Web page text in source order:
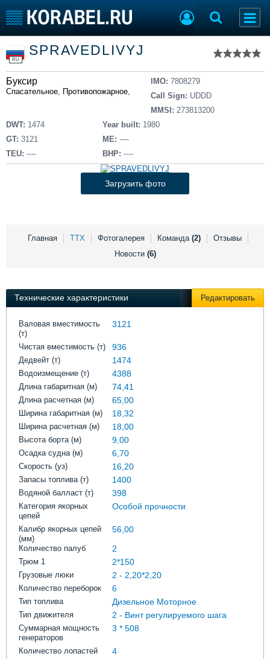
Тип судна
Добавить судно
Добавить проект
Последние 100
Пульс
Новости
Компании
Репутация
Торговая площадка
Доска объявлений
Продажа флота
Оборудование
Изделия
Материалы
Услуги
Личности
Флот
Форум
RU
SPRAVEDLIVYJ
Буксир
Спасательное, Противопожарное, Водолазное
IMO: 7808279
Call Sign: UDDD
MMSI: 273813200
DWT: 1474
GT: 3121
TEU: ----
Year built: 1980
ME: ----
BHP: ----
Загрузить фото
Главная ТТХ Фотогалерея Команда (2)
Отзывы
Новости (6)
Технические характеристики Редактировать
Валовая вместимость
(т)
3121
Чистая вместимость (т) 936
Дедвейт (т) 1474
Водоизмещение (т) 4388
Длина габаритная (м) 74,41
Длина расчетная (м) 65,00
Ширина габаритная (м) 18,32
Ширина расчетная (м) 18,00
Высота борта (м) 9,00
Осадка судна (м) 6,70
Скорость (уз) 16,20
Запасы топлива (т) 1400
Водяной балласт (т) 398
Категория якорных
цепей
Особой прочности
Калибр якорных цепей
(мм)
56,00
Количество палуб 2
Трюм 1 2*150
Грузовые люки 2 - 2,20*2,20
Количество переборок 6
Тип топлива Дизельное Моторное
Тип движителя 2 - Винт регулируемого шага
Суммарная мощность
генераторов
3 * 508
Количество лопастей 4